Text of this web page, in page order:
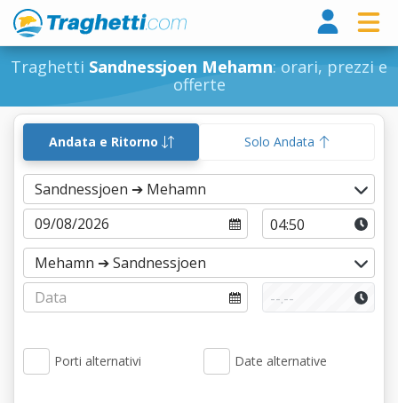
Traghetti Sandnessjoen Mehamn: orari, prezzi e
offerte
Andata e Ritorno Solo Andata
Porti alternativi Date alternative